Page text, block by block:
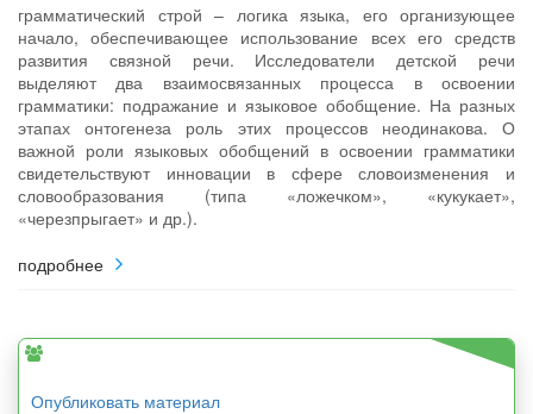
грамматический строй – логика языка, его организующее
начало, обеспечивающее использование всех его средств
развития связной речи. Исследователи детской речи
выделяют два взаимосвязанных процесса в освоении
грамматики: подражание и языковое обобщение. На разных
этапах онтогенеза роль этих процессов неодинакова. О
важной роли языковых обобщений в освоении грамматики
свидетельствуют инновации в сфере словоизменения и
словообразования (типа «ложечком», «кукукает»,
«черезпрыгает» и др.).
подробнее
Опубликовать материал